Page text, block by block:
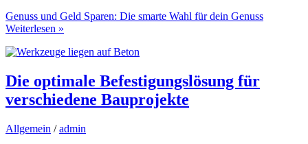
Genuss und Geld Sparen: Die smarte Wahl für dein Genuss
Weiterlesen »
Die optimale Befestigungslösung für
verschiedene Bauprojekte
Allgemein /admin